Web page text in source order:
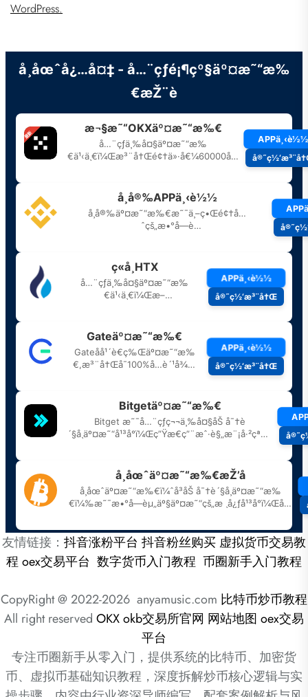
WordPress.
友情链接： 抖音涨粉平台 抖音粉丝购买虚拟货币交易教
程oex交易平台 数字货币入门教程 币圈新手入门教程
CopyRight @ 2022-2026 anyamusic.com 比特币炒币教程
All right reserved OKXokb交易所官网 网站地图 oex交易
平台
专注币圈新手从零入门，提供系统的比特币、加密货
币、虚拟币基础知识教程，深度拆解炒币核心逻辑与实